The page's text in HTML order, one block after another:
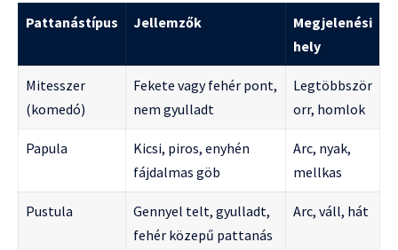
Pattanástípus
Jellemzők
Megjelenési
hely
Mitesszer
(komedó)
Fekete vagy fehér pont,
nem gyulladt
Legtöbbször
orr, homlok
Papula
Kicsi, piros, enyhén
fájdalmas göb
Arc, nyak,
mellkas
Pustula
Gennyel telt, gyulladt,
fehér közepű pattanás
Arc, váll, hát